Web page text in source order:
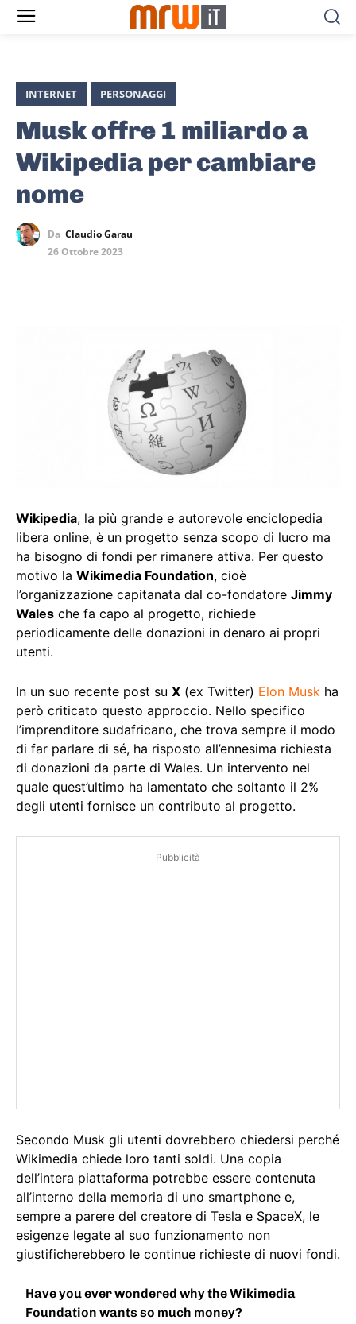
INTERNET PERSONAGGI
Musk offre 1 miliardo a
Wikipedia per cambiare
nome
Da Claudio Garau
26 Ottobre 2023
Wikipedia, la più grande e autorevole enciclopedia
libera online, è un progetto senza scopo di lucro ma
ha bisogno di fondi per rimanere attiva. Per questo
motivo la Wikimedia Foundation, cioè
l’organizzazione capitanata dal co-fondatore Jimmy
Wales che fa capo al progetto, richiede
periodicamente delle donazioni in denaro ai propri
utenti.
In un suo recente post su X (ex Twitter) Elon Musk ha
però criticato questo approccio. Nello specifico
l’imprenditore sudafricano, che trova sempre il modo
di far parlare di sé, ha risposto all’ennesima richiesta
di donazioni da parte di Wales. Un intervento nel
quale quest’ultimo ha lamentato che soltanto il 2%
degli utenti fornisce un contributo al progetto.
Pubblicità
Secondo Musk gli utenti dovrebbero chiedersi perché
Wikimedia chiede loro tanti soldi. Una copia
dell’intera piattaforma potrebbe essere contenuta
all’interno della memoria di uno smartphone e,
sempre a parere del creatore di Tesla e SpaceX, le
esigenze legate al suo funzionamento non
giustificherebbero le continue richieste di nuovi fondi.
Have you ever wondered why the Wikimedia
Foundation wants so much money?